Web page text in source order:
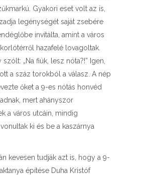
Gyakori eset volt az is,
legénységét saját zsebére
invitálta, amint a város
hazafelé lovagoltak.
szólt: „Na fiúk, lesz nóta?!” Igen,
a száz torokból a válasz. A nép
őket a 9-es nótás honvéd
mert ahányszor
a város utcáin, mindig
ki és be a kaszárnya
kevesen tudják azt is, hogy a 9-
építése Duha Kristóf